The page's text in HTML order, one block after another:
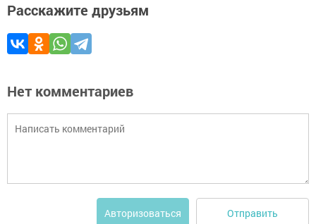
Расскажите друзьям
Нет комментариев
Авторизоваться Отправить